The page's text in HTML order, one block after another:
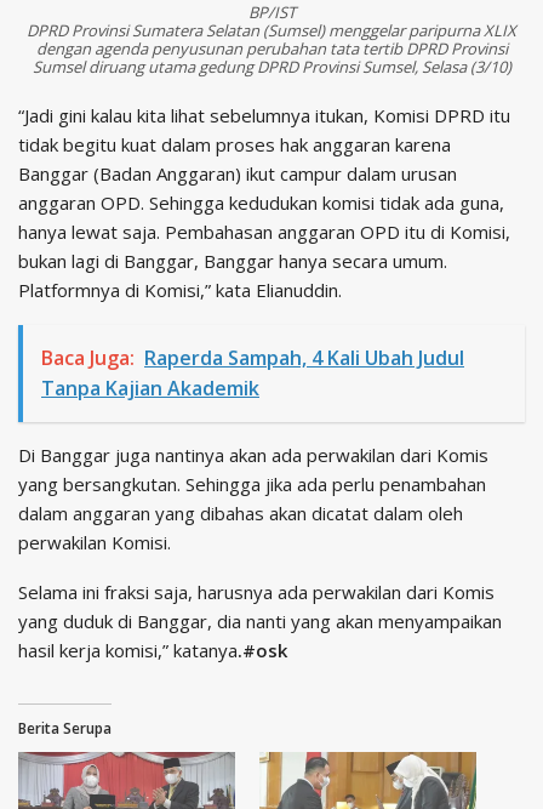
BP/IST
DPRD Provinsi Sumatera Selatan (Sumsel) menggelar paripurna XLIX
dengan agenda penyusunan perubahan tata tertib DPRD Provinsi
Sumsel diruang utama gedung DPRD Provinsi Sumsel, Selasa (3/10)
“Jadi gini kalau kita lihat sebelumnya itukan, Komisi DPRD itu
tidak begitu kuat dalam proses hak anggaran karena
Banggar (Badan Anggaran) ikut campur dalam urusan
anggaran OPD. Sehingga kedudukan komisi tidak ada guna,
hanya lewat saja. Pembahasan anggaran OPD itu di Komisi,
bukan lagi di Banggar, Banggar hanya secara umum.
Platformnya di Komisi,” kata Elianuddin.
Baca Juga: Raperda Sampah, 4 Kali Ubah Judul
Tanpa Kajian Akademik
Di Banggar juga nantinya akan ada perwakilan dari Komis
yang bersangkutan. Sehingga jika ada perlu penambahan
dalam anggaran yang dibahas akan dicatat dalam oleh
perwakilan Komisi.
Selama ini fraksi saja, harusnya ada perwakilan dari Komis
yang duduk di Banggar, dia nanti yang akan menyampaikan
hasil kerja komisi,” katanya.#osk
Berita Serupa